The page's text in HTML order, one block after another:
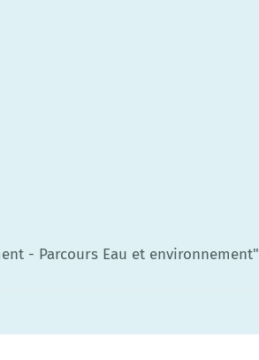
- Parcours Eau et environnement"